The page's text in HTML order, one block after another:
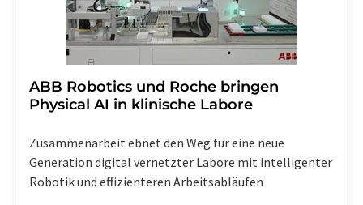
​​​​​​​ABB Robotics und Roche bringen
Physical AI in klinische Labore
Zusammenarbeit ebnet den Weg für eine neue
Generation digital vernetzter Labore mit intelligenter
Robotik und effizienteren Arbeitsabläufen